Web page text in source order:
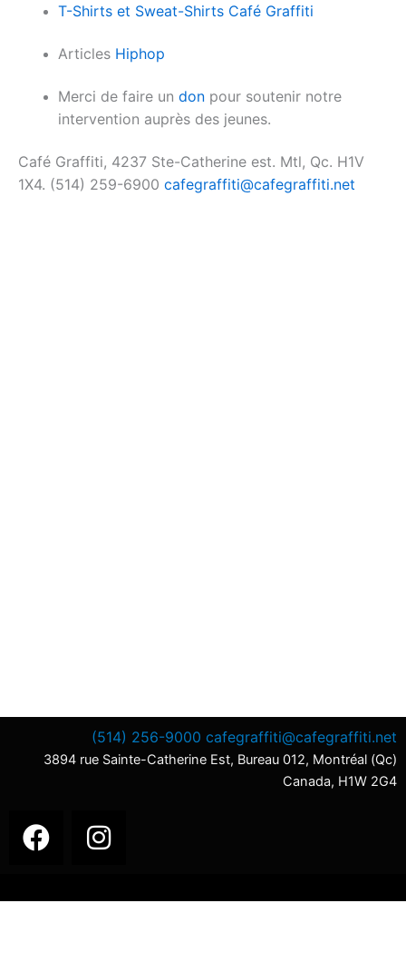
T-Shirts et Sweat-Shirts Café Graffiti
Articles Hiphop
Merci de faire un donpour soutenir notre
intervention auprès des jeunes.
Café Graffiti, 4237 Ste-Catherine est. Mtl, Qc. H1V
1X4. (514) 259-6900 cafegraffiti@cafegraffiti.net
(514) 256-9000 cafegraffiti@cafegraffiti.net
3894 rue Sainte-Catherine Est, Bureau 012, Montréal (Qc)
Canada, H1W 2G4
F
a
e
I
n
t